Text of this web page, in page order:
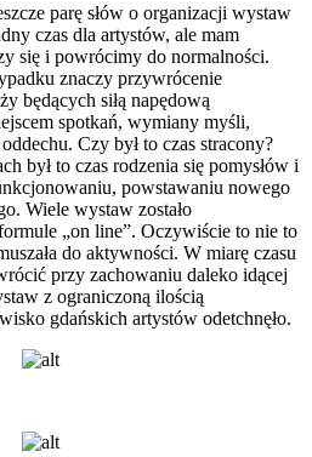
parę słów o organizacji wystaw
czas dla artystów, ale mam
się i powrócimy do normalności.
znaczy przywrócenie
będących siłą napędową
spotkań, wymiany myśli,
Czy był to czas stracony?
był to czas rodzenia się pomysłów i
powstawaniu nowego
Wiele wystaw zostało
„on line”. Oczywiście to nie to
do aktywności. W miarę czasu
przy zachowaniu daleko idącej
z ograniczoną ilością
gdańskich artystów odetchnęło.